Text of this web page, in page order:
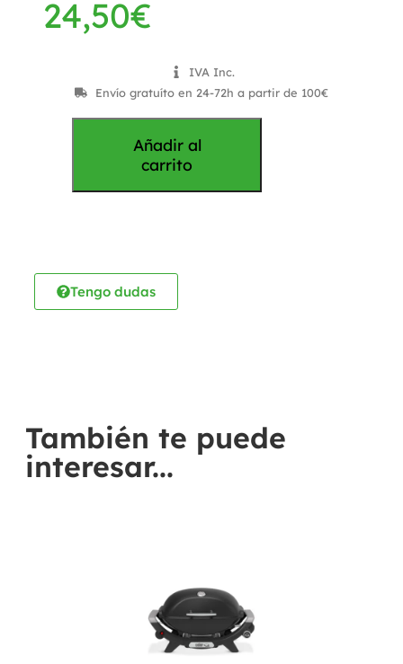
24,50€
IVA Inc.
Envío gratuíto en 24-72h a partir de 100€
Añadir al
carrito
Tengo dudas
También te puede
interesar...